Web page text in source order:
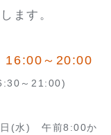
ます。
～20:00
～21:00)
日(水) 午前8:00か